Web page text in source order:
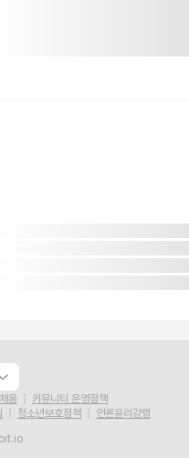
용
커뮤니티 운영정책
청소년보호정책
언론윤리강령